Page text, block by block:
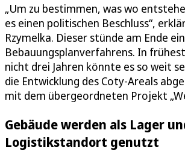
„Um zu bestimmen, was wo
es einen politischen Beschluss“,
Rzymelka. Dieser stünde am Ende
Bebauungsplanverfahrens. In
nicht drei Jahren könnte es so weit
die Entwicklung des Coty-Areals
mit dem übergeordneten Projekt
Gebäude werden als Lager
Logistikstandort genutzt